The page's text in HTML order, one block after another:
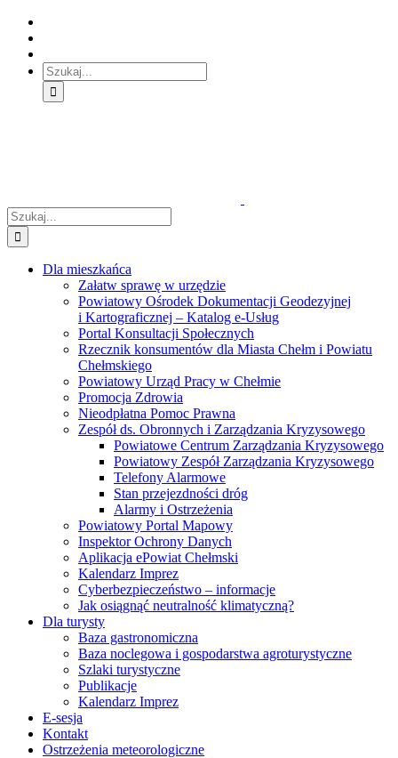
Skip
Treść
główna
Skip
Menu
główne
Skip
Menu
dodatkowe
Szukaj
Szukaj
Dla mieszkańca
Załatw sprawę w urzędzie
Powiatowy Ośrodek Dokumentacji Geodezyjnej
i Kartograficznej – Katalog e-Usług
Portal Konsultacji Społecznych
Rzecznik konsumentów dla Miasta Chełm i Powiatu
Chełmskiego
Powiatowy Urząd Pracy w Chełmie
Promocja Zdrowia
Nieodpłatna Pomoc Prawna
Zespół ds. Obronnych i Zarządzania Kryzysowego
Powiatowe Centrum Zarządzania Kryzysowego
Powiatowy Zespół Zarządzania Kryzysowego
Telefony Alarmowe
Stan przejezdności dróg
Alarmy i Ostrzeżenia
Powiatowy Portal Mapowy
Inspektor Ochrony Danych
Aplikacja ePowiat Chełmski
Kalendarz Imprez
Cyberbezpieczeństwo – informacje
Jak osiągnąć neutralność klimatyczną?
Dla turysty
Baza gastronomiczna
Baza noclegowa i gospodarstwa agroturystyczne
Szlaki turystyczne
Publikacje
Kalendarz Imprez
E-sesja
Kontakt
Ostrzeżenia meteorologiczne